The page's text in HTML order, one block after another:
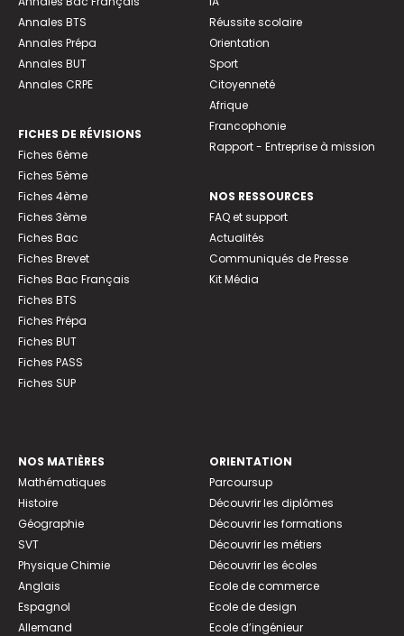
Annales BTS
Annales Prépa
Annales BUT
Annales CRPE
FICHES DE RÉVISIONS
Fiches 6ème
Fiches 5ème
Fiches 4ème
Fiches 3ème
Fiches Bac
Fiches Brevet
Fiches Bac Français
Fiches BTS
Fiches Prépa
Fiches BUT
Fiches PASS
Fiches SUP
Réussite scolaire
Orientation
Sport
Citoyenneté
Afrique
Francophonie
Rapport - Entreprise à mission
NOS RESSOURCES
FAQ et support
Actualités
Communiqués de Presse
Kit Média
NOS MATIÈRES
Mathématiques
Histoire
Géographie
SVT
Physique Chimie
Anglais
Espagnol
Allemand
ORIENTATION
Parcoursup
Découvrir les diplômes
Découvrir les formations
Découvrir les métiers
Découvrir les écoles
Ecole de commerce
Ecole de design
Ecole d’ingénieur